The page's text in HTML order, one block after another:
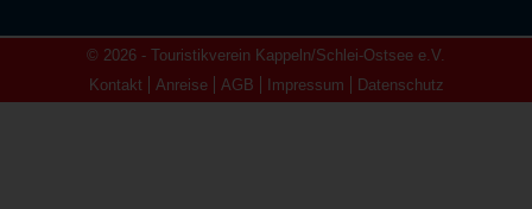
© 2026 - Touristikverein Kappeln/Schlei-Ostsee e.V.
Kontakt
Anreise AGB Impressum Datenschutz